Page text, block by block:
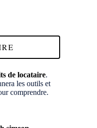
de locataire.
les outils et
comprendre.